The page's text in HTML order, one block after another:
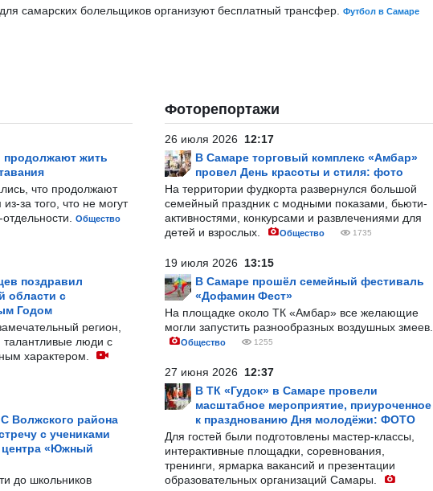
самарских болельщиков организуют бесплатный трансфер. Футбол в Самаре
продолжают жить
что продолжают
за того, что не могут
Общество
поздравил
области с
Годом
регион,
талантливые люди с
характером.
Волжского района
с учениками
центра «Южный
до школьников
Фоторепортажи
26 июля 2026 12:17
В Самаре торговый комплекс «Амбар»
провел День красоты и стиля: фото
На территории фудкорта развернулся большой
семейный праздник с модными показами, бьюти-
активностями, конкурсами и развлечениями для
детей и взрослых.
Общество 1735
19 июля 2026 13:15
В Самаре прошёл семейный фестиваль
«Дофамин Фест»
На площадке около ТК «Амбар» все желающие
могли запустить разнообразных воздушных змеев.
Общество 1255
27 июня 2026 12:37
В ТК «Гудок» в Самаре провели
масштабное мероприятие, приуроченное
к празднованию Дня молодёжи: ФОТО
Для гостей были подготовлены мастер-классы,
интерактивные площадки, соревнования,
тренинги, ярмарка вакансий и презентации
образовательных организаций Самары.